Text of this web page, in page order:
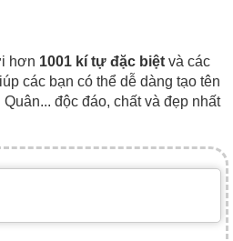
hơn 1001 kí tự đặc biệt và các
các bạn có thể dễ dàng tạo tên
độc đáo, chất và đẹp nhất